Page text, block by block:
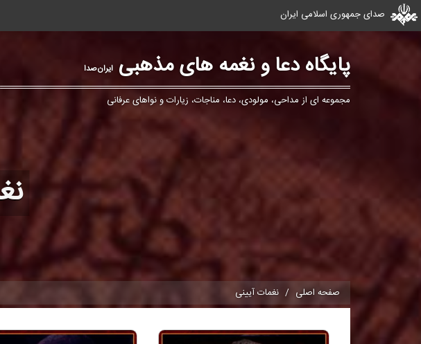
صدای جمهوری اسلامی ایران
پایگاه دعا و نغمه های مذهبی ایران‌صدا
مجموعه ای از مداحی، مولودی، دعا، مناجات، زیارات و نواهای عرفانی
صفحه اصلی نغمات آیینی